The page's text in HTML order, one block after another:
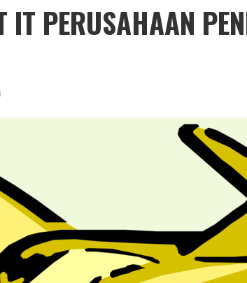
IT PERUSAHAAN